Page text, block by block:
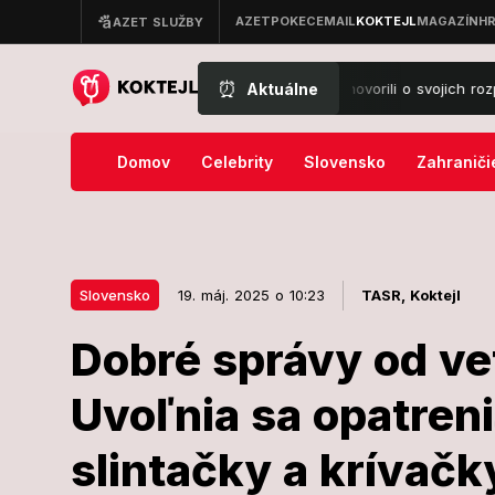
⏰ Aktuálne
Návštevníci Lovestreamu prehovorili o svojich rozpočtoch:
Domov Celebrity Slovensko
Slovensko 19. máj. 2025 o 10:23 TASR, Koktejl
Dobré správy od
Uvoľnia sa
slintačky a
Dobré